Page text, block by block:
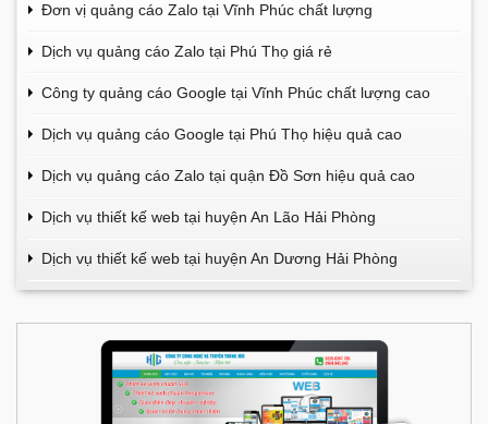
Đơn vị quảng cáo Zalo tại Vĩnh Phúc chất lượng
Dịch vụ quảng cáo Zalo tại Phú Thọ giá rẻ
Công ty quảng cáo Google tại Vĩnh Phúc chất lượng cao
Dịch vụ quảng cáo Google tại Phú Thọ hiệu quả cao
Dịch vụ quảng cáo Zalo tại quận Đồ Sơn hiệu quả cao
Dịch vụ thiết kế web tại huyện An Lão Hải Phòng
Dịch vụ thiết kế web tại huyện An Dương Hải Phòng